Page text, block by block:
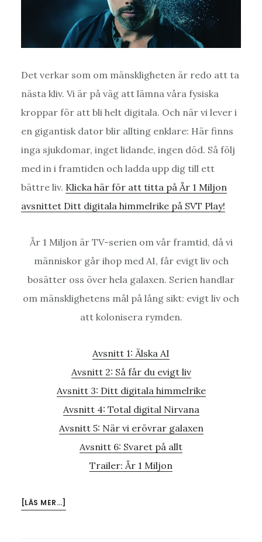
Det verkar som om mänskligheten är redo att ta
nästa kliv. Vi är på väg att lämna våra fysiska
kroppar för att bli helt digitala. Och när vi lever i
en gigantisk dator blir allting enklare: Här finns
inga sjukdomar, inget lidande, ingen död. Så följ
med in i framtiden och ladda upp dig till ett
bättre liv. Klicka här för att titta på År 1 Miljon
avsnittet Ditt digitala himmelrike på SVT Play!
År 1 Miljon är TV-serien om vår framtid, då vi
människor går ihop med AI, får evigt liv och
bosätter oss över hela galaxen. Serien handlar
om mänsklighetens mål på lång sikt: evigt liv och
att kolonisera rymden.
Avsnitt 1: Älska AI
Avsnitt 2: Så får du evigt liv
Avsnitt 3: Ditt digitala himmelrike
Avsnitt 4: Total digital Nirvana
Avsnitt 5: När vi erövrar galaxen
Avsnitt 6: Svaret på allt
Trailer: År 1 Miljon
[LÄS MER…]